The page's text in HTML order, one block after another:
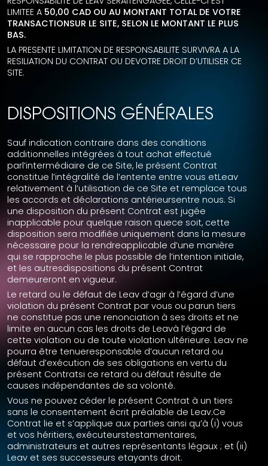
LIMITEE A 50,00 CAD OU AU MONTANT TOTAL DE VOTRE
TRANSACTIONSUR LE SITE, SELON LE MONTANT LE PLUS
BAS.
LA PRESENTE LIMITATION DE RESPONSABILITE SURVIVRA A LA
RESILIATION DU CONTRAT OU DEVOTRE DROIT D’UTILISER CE
SITE.
DISPOSITIONS GÉNÉRALES
Sauf indication contraire dans des conditions
additionnelles intégrées à tout achat effectué
parl’intermédiaire de ce Site, le présent Contrat
constitue l’intégralité de l’entente entre vous etLeav
relativement à l’utilisation de ce Site et remplace tous
les accords et déclarations antérieursentre nous. Si
une disposition du présent Contrat est jugée
inapplicable pour quelque raison quece soit, cette
disposition sera modifiée uniquement dans la mesure
nécessaire pour la rendreapplicable d’une manière
qui se rapproche le plus possible de l’intention initiale,
et les autresdispositions du présent Contrat
demeureront en vigueur.
Le retard ou le défaut de Leav d’agir à l’égard d’une
violation du présent Contrat par vous ou parun tiers
ne constitue pas une renonciation à ses droits et ne
limite en aucun cas les droits de Leavà l’égard de
cette violation ou de toute violation ultérieure. Leav ne
pourra être tenueresponsable d’aucun retard ou
défaut d’exécution de ses obligations en vertu du
présent Contratsi ce retard ou défaut résulte de
causes indépendantes de sa volonté.
Vous ne pouvez céder le présent Contrat à un tiers
sans le consentement écrit préalable de Leav.Ce
Contrat lie et s’applique aux parties ainsi qu’à (i) vous
et vos héritiers, exécuteurstestamentaires,
administrateurs et autres représentants légaux ; et (ii)
Leav et ses successeurs etayants droit.